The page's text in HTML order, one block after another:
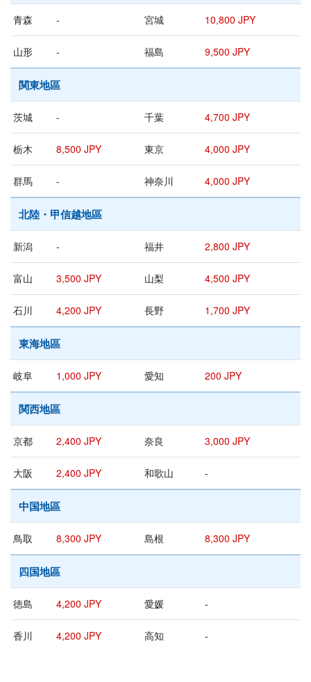
青森 - 宮城 10,800 JPY
山形 - 福島 9,500 JPY
関東地區
茨城 - 千葉 4,700 JPY
栃木 8,500 JPY 東京 4,000 JPY
群馬 - 神奈川 4,000 JPY
北陸・甲信越地區
新潟 - 福井 2,800 JPY
富山 3,500 JPY 山梨 4,500 JPY
石川 4,200 JPY 長野 1,700 JPY
東海地區
岐阜 1,000 JPY 愛知 200 JPY
関西地區
京都 2,400 JPY 奈良 3,000 JPY
大阪 2,400 JPY 和歌山 -
中国地區
鳥取 8,300 JPY 島根 8,300 JPY
四国地區
徳島 4,200 JPY 愛媛 -
香川 4,200 JPY 高知 -